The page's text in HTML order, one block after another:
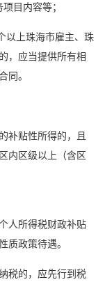
目内容等；
以上珠海市雇主、珠
，应当提供所有相
同。
补贴性所得的，且
内区级以上（含区
人所得税财政补贴
质政策待遇。
税的，应先行到税